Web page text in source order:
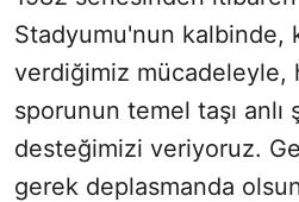
Stadyumu'nun kalbinde,
verdiğimiz mücadeleyle,
sporunun temel taşı anlı
desteğimizi veriyoruz.
gerek deplasmanda